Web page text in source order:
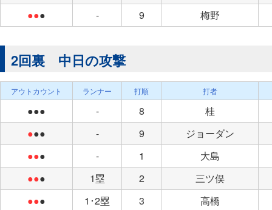
●●● - 9 梅野
2回裏 中日の攻撃
アウトカウント ランナー 打順 打者
●●● - 8
桂
●●● - 9
ジョーダン
●●● - 1
大島
●●● 1塁 2
三ツ俣
●●● 1･2塁 3
高橋